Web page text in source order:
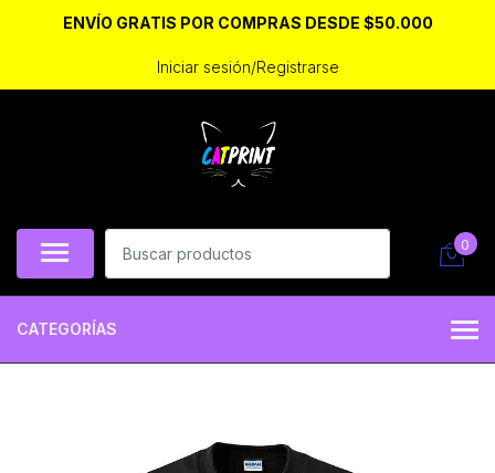
ENVÍO GRATIS POR COMPRAS DESDE $50.000
Iniciar sesión/Registrarse
0
CATEGORÍAS